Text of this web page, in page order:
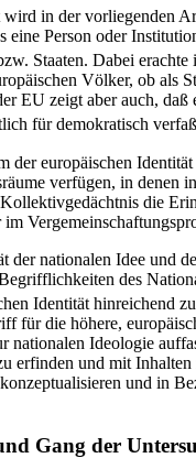
in der vorliegenden
eine Person oder
Staaten. Dabei
Völker, ob als
EU zeigt aber auch,
für demokratisch
der europäischen
verfügen, in denen
die
der nationalen Idee und
des
Identität hinreichend
für die höhere,
nationalen Ideologie
erfinden und mit
und in
Gang der